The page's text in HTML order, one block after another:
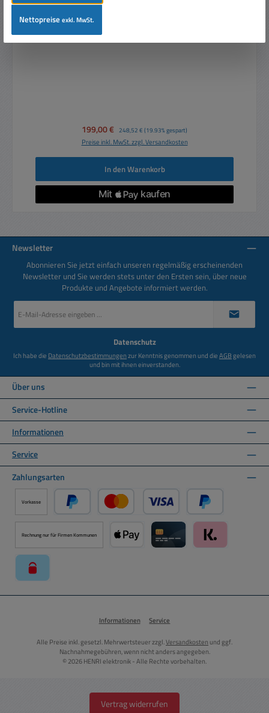
205mm 8zoll Bass Tieftöner Mitteltöner 300W 8-Ohm
Verkaufspreis:
199,00 € Regulärer Preis:
248,52 € (19.93% gespart)
Preise inkl. MwSt. zzgl. Versandkosten
In den Warenkorb
Newsletter
Abonnieren Sie jetzt einfach unseren regelmäßig erscheinenden
Newsletter und Sie werden stets unter den Ersten sein, über neue
Produkte und Angebote informiert werden.
Mail-
Datenschutz
Ich habe die Datenschutzbestimmungenzur Kenntnis genommen und dieAGBgelesen
und bin mit ihnen einverstanden.
Über uns
Service-Hotline
Informationen
Service
Zahlungsarten
Vorkasse
PayPal Kredit- oder Debitkarte über PayPal
Später Bezahlen
Rechnung nur für Firmen Kommunen
Informationen Service
Alle Preise inkl. gesetzl. Mehrwertsteuer zzgl.Versandkosten und ggf.
Nachnahmegebühren, wenn nicht anders angegeben.
© 2026 HENRI elektronik - Alle Rechte vorbehalten.
Vertrag widerrufen
Nettopreiseexkl. MwSt.